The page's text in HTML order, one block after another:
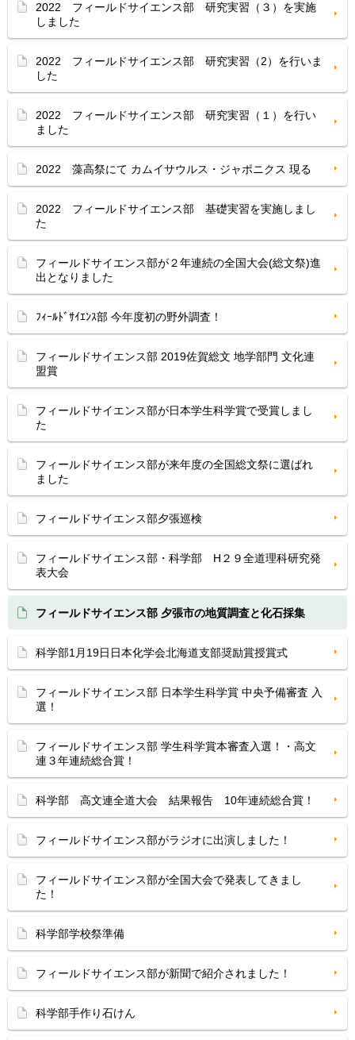
2022 フィールドサイエンス部 研究実習（３）を実施
しました
2022 フィールドサイエンス部 研究実習（2）を行いま
した
2022 フィールドサイエンス部 研究実習（１）を行い
ました
2022 藻高祭にて カムイサウルス・ジャポニクス 現る
2022 フィールドサイエンス部 基礎実習を実施しまし
た
フィールドサイエンス部が２年連続の全国大会(総文祭)進
出となりました
ﾌｨｰﾙﾄﾞｻｲｴﾝｽ部 今年度初の野外調査！
フィールドサイエンス部 2019佐賀総文 地学部門 文化連
盟賞
フィールドサイエンス部が日本学生科学賞で受賞しまし
た
フィールドサイエンス部が来年度の全国総文祭に選ばれ
ました
フィールドサイエンス部夕張巡検
フィールドサイエンス部・科学部 H２９全道理科研究発
表大会
フィールドサイエンス部 夕張市の地質調査と化石採集
科学部1月19日日本化学会北海道支部奨励賞授賞式
フィールドサイエンス部 日本学生科学賞 中央予備審査 入
選！
フィールドサイエンス部 学生科学賞本審査入選！・高文
連３年連続総合賞！
科学部 高文連全道大会 結果報告 10年連続総合賞！
フィールドサイエンス部がラジオに出演しました！
フィールドサイエンス部が全国大会で発表してきまし
た！
科学部学校祭準備
フィールドサイエンス部が新聞で紹介されました！
科学部手作り石けん